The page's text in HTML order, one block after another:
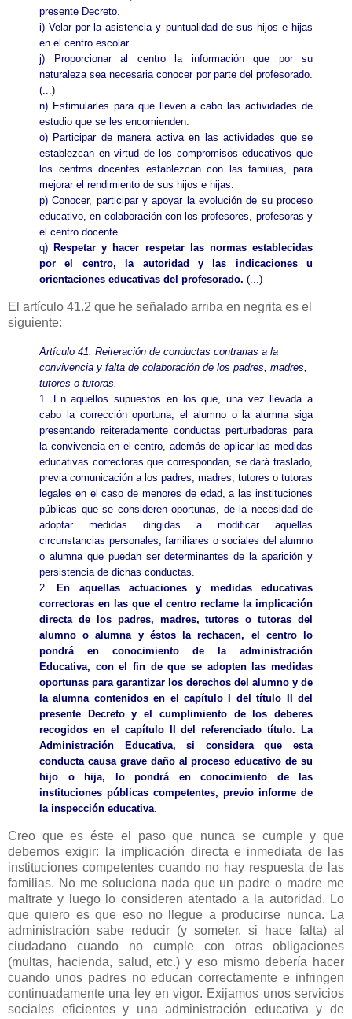
presente Decreto.
i) Velar por la asistencia y puntualidad de sus hijos e hijas
en el centro escolar.
j) Proporcionar al centro la información que por su
naturaleza sea necesaria conocer por parte del profesorado.
(...)
n) Estimularles para que lleven a cabo las actividades de
estudio que se les encomienden.
o) Participar de manera activa en las actividades que se
establezcan en virtud de los compromisos educativos que
los centros docentes establezcan con las familias, para
mejorar el rendimiento de sus hijos e hijas.
p) Conocer, participar y apoyar la evolución de su proceso
educativo, en colaboración con los profesores, profesoras y
el centro docente.
q) Respetar y hacer respetar las normas establecidas
por el centro, la autoridad y las indicaciones u
orientaciones educativas del profesorado. (...)
El artículo 41.2 que he señalado arriba en negrita es el
siguiente:
Artículo 41. Reiteración de conductas contrarias a la
convivencia y falta de colaboración de los padres, madres,
tutores o tutoras.
1. En aquellos supuestos en los que, una vez llevada a
cabo la corrección oportuna, el alumno o la alumna siga
presentando reiteradamente conductas perturbadoras para
la convivencia en el centro, además de aplicar las medidas
educativas correctoras que correspondan, se dará traslado,
previa comunicación a los padres, madres, tutores o tutoras
legales en el caso de menores de edad, a las instituciones
públicas que se consideren oportunas, de la necesidad de
adoptar medidas dirigidas a modificar aquellas
circunstancias personales, familiares o sociales del alumno
o alumna que puedan ser determinantes de la aparición y
persistencia de dichas conductas.
2.
En aquellas actuaciones y medidas educativas
correctoras en las que el centro reclame la implicación
directa de los padres, madres, tutores o tutoras del
alumno o alumna y éstos la rechacen, el centro lo
pondrá en conocimiento de la administración
Educativa, con el fin de que se adopten las medidas
oportunas para garantizar los derechos del alumno y de
la alumna contenidos en el capítulo I del título II del
presente Decreto y el cumplimiento de los deberes
recogidos en el capítulo II del referenciado título. La
Administración Educativa, si considera que esta
conducta causa grave daño al proceso educativo de su
hijo o hija, lo pondrá en conocimiento de las
instituciones públicas competentes, previo informe de
la inspección educativa
Creo que es éste el paso que nunca se cumple y que
debemos exigir: la implicación directa e inmediata de las
instituciones competentes cuando no hay respuesta de las
familias. No me soluciona nada que un padre o madre me
maltrate y luego lo consideren atentado a la autoridad. Lo
que quiero es que eso no llegue a producirse nunca. La
administración sabe reducir (y someter, si hace falta) al
ciudadano cuando no cumple con otras obligaciones
(multas, hacienda, salud, etc.) y eso mismo debería hacer
cuando unos padres no educan correctamente e infringen
continuadamente una ley en vigor. Exijamos unos servicios
sociales eficientes y una administración educativa y de